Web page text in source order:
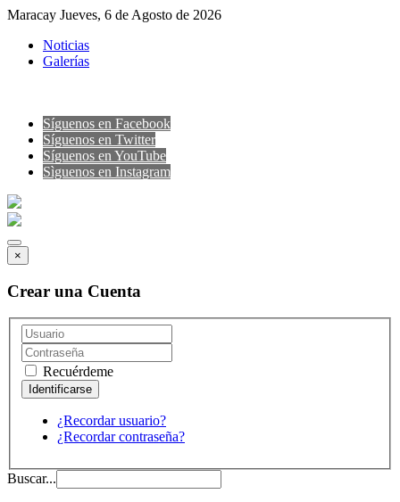
Maracay Jueves, 6 de Agosto de 2026
Noticias
Galerías
Síguenos en Facebook
Síguenos en Twitter
Síguenos en YouTube
Sìguenos en Instagram
×
Crear una Cuenta
Recuérdeme
¿Recordar usuario?
¿Recordar contraseña?
Buscar...